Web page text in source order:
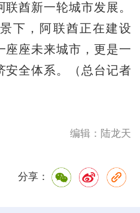
酋新一轮城市发展。
下，阿联酋正在建设
座座未来城市，更是一
安全体系。（总台记者
编辑：陆龙天
分享：